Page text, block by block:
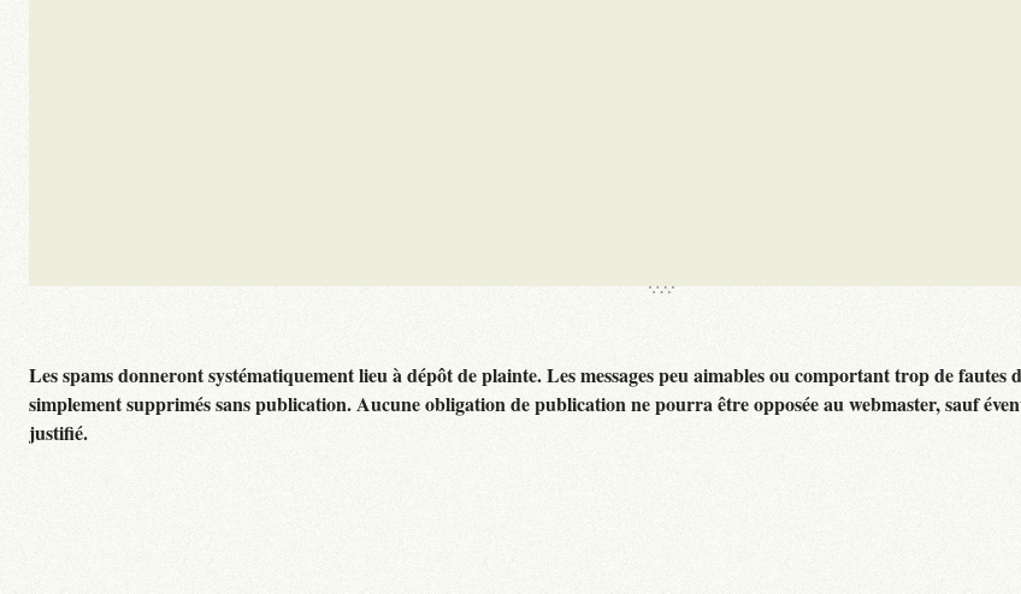
Les spams donneront systématiquement lieu à dépôt de plainte. Les messages peu aimables ou comportant trop de
simplement supprimés sans publication. Aucune obligation de publication ne pourra être opposée au webmaster, sauf
justifié.